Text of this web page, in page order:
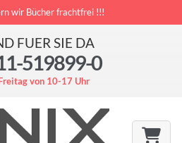
wir Bücher frachtfrei !!!
FUER SIE DA
519899-0
von 10-17 Uhr